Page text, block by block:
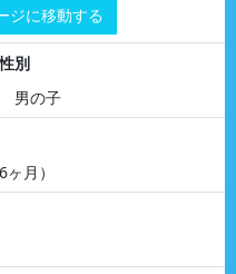
ジに移動する
別
男の子
月）